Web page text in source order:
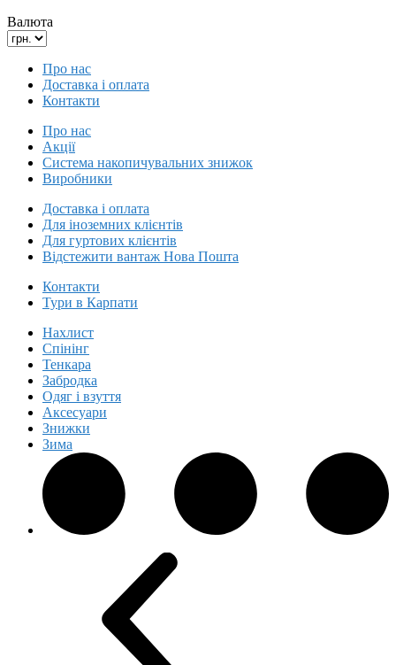
Валюта
Про нас
Доставка і оплата
Контакти
Про нас
Акції
Система накопичувальних знижок
Виробники
Доставка і оплата
Для іноземних клієнтів
Для гуртових клієнтів
Відстежити вантаж Нова Пошта
Контакти
Тури в Карпати
Нахлист
Спінінг
Тенкара
Забродка
Одяг і взуття
Аксесуари
Знижки
Зима